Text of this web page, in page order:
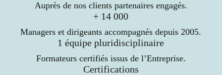
Auprès de nos clients partenaires engagés.
+ 14 000
Managers et dirigeants accompagnés depuis 2005.
1 équipe pluridisciplinaire
Formateurs certifiés issus de l’Entreprise.
Certifications